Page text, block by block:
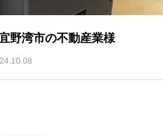
野湾市の不動産業様